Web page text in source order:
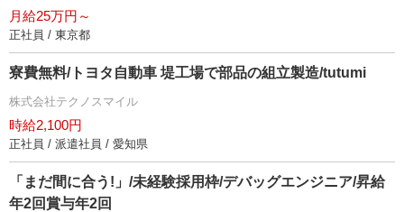
月給25万円～
正社員 / 東京都
寮費無料/トヨタ自動車 堤工場で部品の組立製造/tutumi
株式会社テクノスマイル
時給2,100円
正社員 / 派遣社員 / 愛知県
「まだ間に合う!」/未経験採用枠/デバッグエンジニア/昇給
年2回賞与年2回